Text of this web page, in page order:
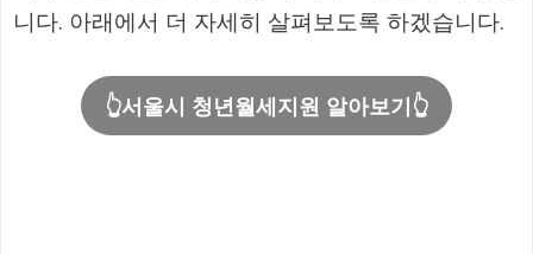
니다. 아래에서 더 자세히 살펴보도록 하겠습니다.
👆서울시 청년월세지원 알아보기👆